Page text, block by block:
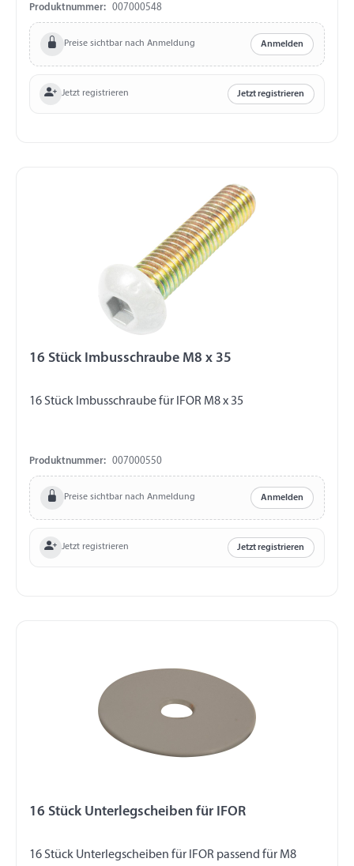
Produktnummer: 007000548
Preise sichtbar nach Anmeldung Anmelden
Jetzt registrieren Jetzt registrieren
16 Stück Imbusschraube M8 x 35
16 Stück Imbusschraube für IFOR M8 x 35
Produktnummer: 007000550
Preise sichtbar nach Anmeldung Anmelden
Jetzt registrieren Jetzt registrieren
16 Stück Unterlegscheiben für IFOR
16 Stück Unterlegscheiben für IFOR passend für M8